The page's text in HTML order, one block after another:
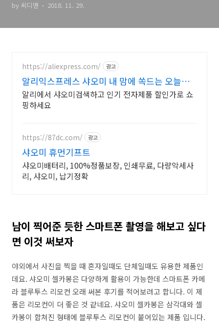
by 씨디맨 2018. 11. 29.
https://aliexpress.com/ 광고
알리익스프레스 샤오미 내 맘에 쏙드는 오늘의
특가
알리에서 샤오미검색하고 인기 전자제품 할인가로 쇼
핑하세요
https://87dc.com/ 광고
샤오미 휴먼기프트
샤오미배터리, 100%정품보장, 인쇄무료, 다량악세사
리, 샤오미, 납기정확
남이 찍어준 듯한 스마트폰 촬영을 해보고 싶다
면 이것 써보자
야외에서 사진을 찍을 때 혼자일때도 단체일때도 유용한 제품인
데요. 샤오미 셀카봉은 다양하게 활용이 가능한데 스마트폰 카메
라 블루투스 리모컨 오래 써본 후기를 적어보려고 합니다. 이 제
품은 리모컨이 더 좋은 것 같네요. 샤오미 셀카봉은 삼각대와 셀
카봉이 합쳐진 형태에 블루투스 리모컨이 붙어있는 제품 입니다.